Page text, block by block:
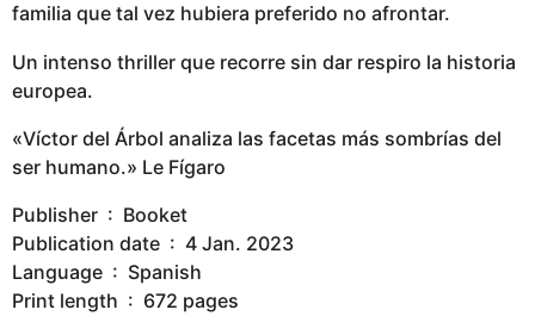
familia que tal vez hubiera preferido no afrontar.
Un intenso thriller que recorre sin dar respiro la historia
europea.
«Víctor del Árbol analiza las facetas más sombrías del
ser humano.» Le Fígaro
Publisher ‏ : ‎ Booket
Publication date ‏ : ‎ 4 Jan. 2023
Language ‏ : ‎ Spanish
Print length ‏ : ‎ 672 pages